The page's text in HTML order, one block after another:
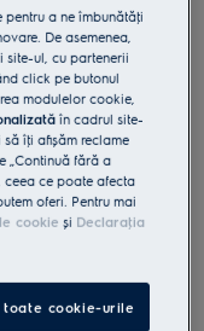
informaţii despre produs
automat încălzirea
datorită senzorului
de siguranţă
Pentru utilizarea în
a ne îmbunătăţi
De asemenea,
site-ul, cu partenerii
click pe butonul
modulelor cookie,
în cadrul site-
să îţi afișăm reclame
„Continuă fără a
ceea ce poate afecta
oferi. Pentru mai
cookie și Declaraţia
toate cookie-urile